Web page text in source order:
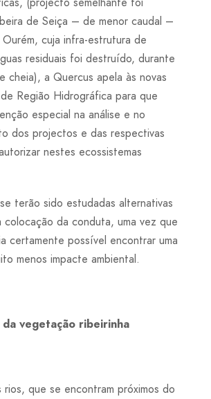
de Seiça – de menor caudal –
cuja infra-estrutura de
residuais foi destruído, durante
cheia), a Quercus apela às novas
Região Hidrográfica para que
especial na análise e no
dos projectos e das respectivas
nestes ecossistemas
terão sido estudadas alternativas
da conduta, uma vez que
certamente possível encontrar uma
menos impacte ambiental.
vegetação ribeirinha
rios, que se encontram próximos do